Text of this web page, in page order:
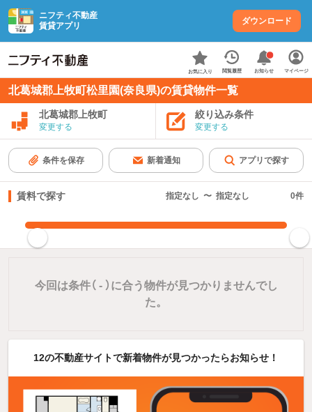
ニフティ不動産
賃貸アプリ
ダウンロード
お気に入り 閲覧履歴 お知らせ マイページ
北葛城郡上牧町松里園(奈良県)の賃貸物件一覧
北葛城郡上牧町
変更する
絞り込み条件
変更する
条件を保存 新着通知 アプリで探す
賃料で探す 指定なし 〜 指定なし 0件
今回は条件（ -）に合う物件が見つかりませんでし
た。
12の不動産サイトで新着物件が見つかったらお知らせ！